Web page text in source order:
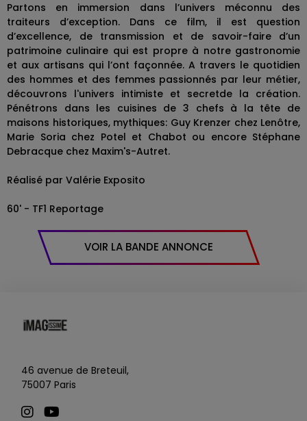
Partons en immersion dans l’univers méconnu des
traiteurs d’exception. Dans ce film, il est question
d’excellence, de transmission et de savoir-faire d’un
patrimoine culinaire qui est propre à notre gastronomie
et aux artisans qui l’ont façonnée. A travers le quotidien
des hommes et des femmes passionnés par leur métier,
découvrons l'univers intimiste et secretde la création.
Pénétrons dans les cuisines de 3 chefs à la tête de
maisons historiques, mythiques: Guy Krenzer chez Lenôtre,
Marie Soria chez Potel et Chabot ou encore Stéphane
Debracque chez Maxim's-Autret.
Réalisé par Valérie Exposito
60' - TF1 Reportage
VOIR LA BANDE ANNONCE
46 avenue de Breteuil,
75007 Paris